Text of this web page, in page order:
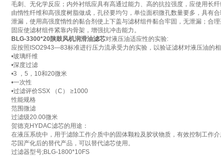
毛刺、无化学反应；内外衬纸应具有高通过能力、高的抗拉强度，应使用长
由惰性纤维和高强度树脂做成，孔径要均匀，单位面积微孔数量要多，具有
泄漏，使用高强度惰性的黏合剂使上下盖与滤材组件黏合牢固，无泄漏；合
固应使滤材组件紧靠内骨架，增强抗冲击能力。
BLG-3300*20陕鼓风机润滑油滤芯对液压油适应性的实验:
应按照ISO2943—83标准进行压力流承受力的实验，以验证滤材对液压油的相
•玻璃纤维
•深度过滤
•3 ，5，10和20微米
•一次性
•过滤评价SSX （C） ≥1000
性能规格
范围微滤
过滤级20.00微米
贺德克HYDAC滤芯的用途：
在液压系统中，用于滤除工作介质中的固体颗粒及胶状物质，有效控制工作
芯国产化后的替代产品，可以替代滤芯使用。
过滤器型号;BLG-1800*10FS